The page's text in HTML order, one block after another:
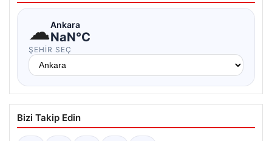
☁Ankara
NaN°C
ŞEHIR SEÇ
Bizi Takip Edin